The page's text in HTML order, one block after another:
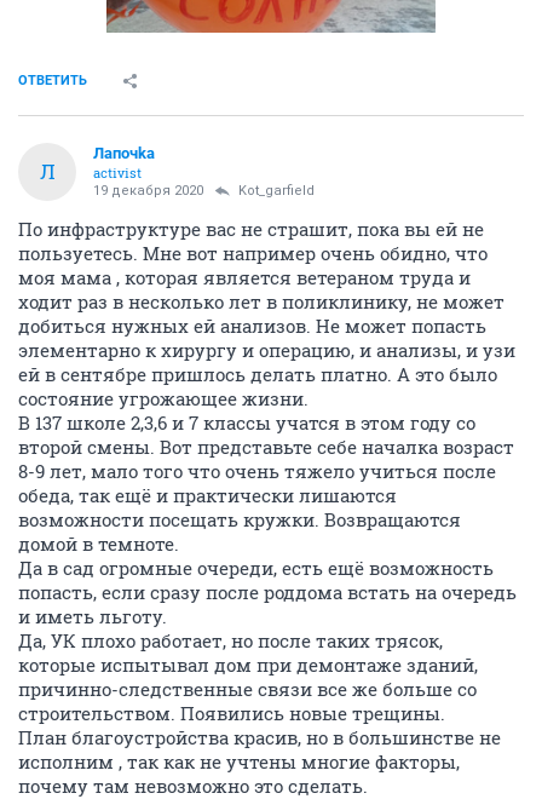
ОТВЕТИТЬ
Л
Лапочkа
activist
19 декабря 2020 Kot_garfield
По инфраструктуре вас не страшит, пока вы ей не
пользуетесь. Мне вот например очень обидно, что
моя мама , которая является ветераном труда и
ходит раз в несколько лет в поликлинику, не может
добиться нужных ей анализов. Не может попасть
элементарно к хирургу и операцию, и анализы, и узи
ей в сентябре пришлось делать платно. А это было
состояние угрожающее жизни.
В 137 школе 2,3,6 и 7 классы учатся в этом году со
второй смены. Вот представьте себе началка возраст
8-9 лет, мало того что очень тяжело учиться после
обеда, так ещё и практически лишаются
возможности посещать кружки. Возвращаются
домой в темноте.
Да в сад огромные очереди, есть ещё возможность
попасть, если сразу после роддома встать на очередь
и иметь льготу.
Да, УК плохо работает, но после таких трясок,
которые испытывал дом при демонтаже зданий,
причинно-следственные связи все же больше со
строительством. Появились новые трещины.
План благоустройства красив, но в большинстве не
исполним , так как не учтены многие факторы,
почему там невозможно это сделать.